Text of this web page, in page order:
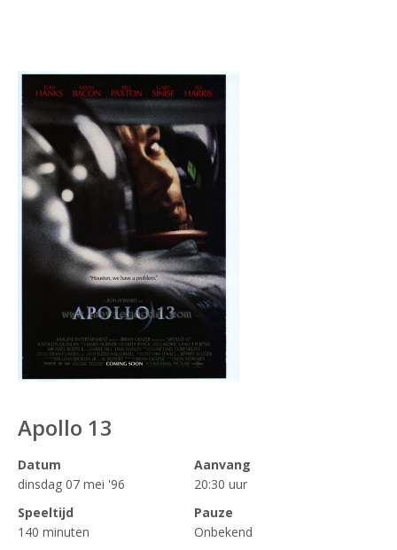
Apollo 13
Datum
dinsdag 07 mei '96
Aanvang
20:30 uur
Speeltijd
140 minuten
Pauze
Onbekend